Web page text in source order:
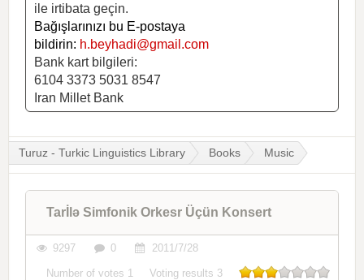
ile irtibata geçin.
Bağışlarınızı bu E-postaya
bildirin: h.beyhadi@gmail.com
Bank kart bilgileri:
6104 3373 5031 8547
Iran Millet Bank
Turuz - Turkic Linguistics Library Books Music
Tarİlə Simfonik Orkesr Üçün Konsert
9297 0 2011/7/28
Number of votes 1 Voting results 3